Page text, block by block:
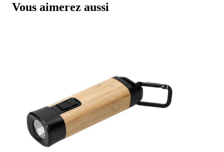
Vous aimerez aussi